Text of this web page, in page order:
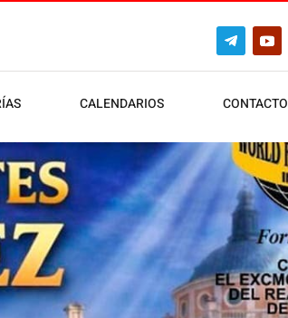
CALENDARIOS CONTACTO